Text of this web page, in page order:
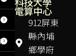
電算中心
912屏東
縣內埔
鄉學府